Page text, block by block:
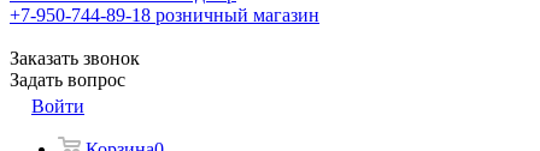
+7-950-744-89-18 розничный магазин
Заказать звонок
Задать вопрос
Войти